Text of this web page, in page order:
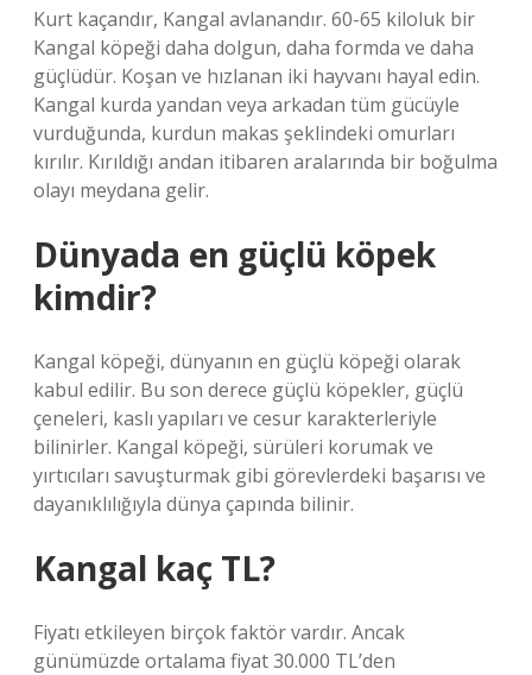
Kurt kaçandır, Kangal avlanandır. 60-65 kiloluk bir
Kangal köpeği daha dolgun, daha formda ve daha
güçlüdür. Koşan ve hızlanan iki hayvanı hayal edin.
Kangal kurda yandan veya arkadan tüm gücüyle
vurduğunda, kurdun makas şeklindeki omurları
kırılır. Kırıldığı andan itibaren aralarında bir boğulma
olayı meydana gelir.
Dünyada en güçlü köpek
kimdir?
Kangal köpeği, dünyanın en güçlü köpeği olarak
kabul edilir. Bu son derece güçlü köpekler, güçlü
çeneleri, kaslı yapıları ve cesur karakterleriyle
bilinirler. Kangal köpeği, sürüleri korumak ve
yırtıcıları savuşturmak gibi görevlerdeki başarısı ve
dayanıklılığıyla dünya çapında bilinir.
Kangal kaç TL?
Fiyatı etkileyen birçok faktör vardır. Ancak
günümüzde ortalama fiyat 30.000 TL’den